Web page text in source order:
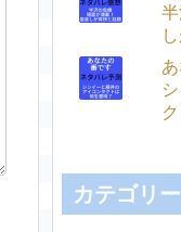
カテゴリー